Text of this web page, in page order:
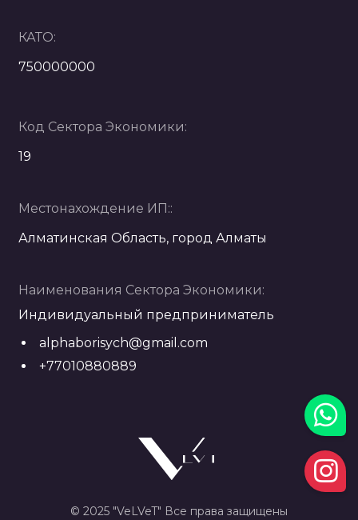
КАТО:
750000000
Код Сектора Экономики:
19
Местонахождение ИП::
Алматинская Область, город Алматы
Наименования Сектора Экономики:
Индивидуальный предприниматель
alphaborisych@gmail.com
+77010880889
© 2025 "VeLVeT" Все права защищены